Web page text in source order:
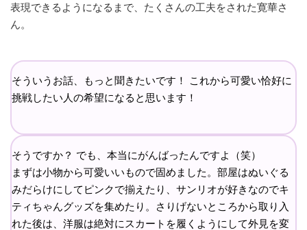
表現できるようになるまで、たくさんの工夫をされた寛華さ
ん。
そういうお話、もっと聞きたいです！ これから可愛い恰好に
挑戦したい人の希望になると思います！
そうですか？ でも、本当にがんばったんですよ（笑）
まずは小物から可愛いいもので固めました。部屋はぬいぐる
みだらけにしてピンクで揃えたり、サンリオが好きなのでキ
ティちゃんグッズを集めたり。さりげないところから取り入
れた後は、洋服は絶対にスカートを履くようにして外見を変